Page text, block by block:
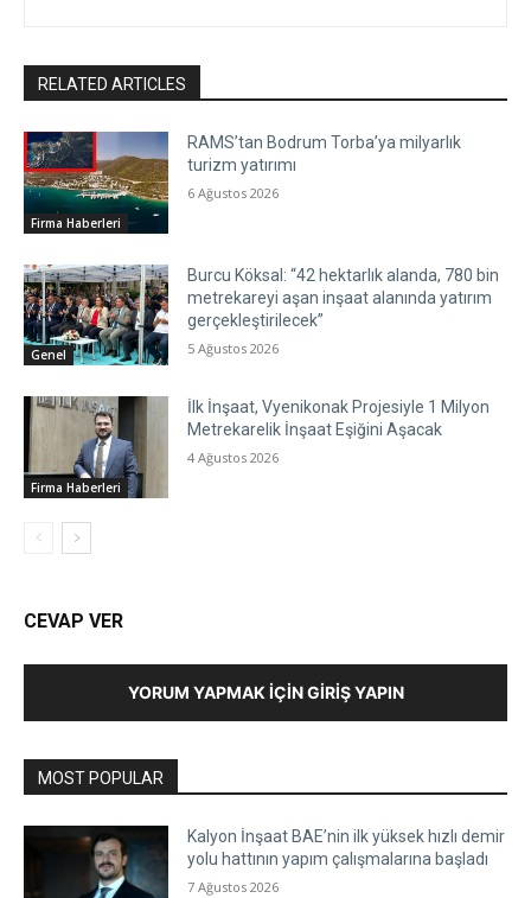
RELATED ARTICLES
Firma Haberleri
RAMS’tan Bodrum Torba’ya milyarlık
turizm yatırımı
6 Ağustos 2026
Genel
Burcu Köksal: “42 hektarlık alanda, 780 bin
metrekareyi aşan inşaat alanında yatırım
gerçekleştirilecek”
5 Ağustos 2026
Firma Haberleri
İlk İnşaat, Vyenikonak Projesiyle 1 Milyon
Metrekarelik İnşaat Eşiğini Aşacak
4 Ağustos 2026
CEVAP VER
YORUM YAPMAK İÇIN GIRIŞ YAPIN
MOST POPULAR
Kalyon İnşaat BAE’nin ilk yüksek hızlı demir
yolu hattının yapım çalışmalarına başladı
7 Ağustos 2026